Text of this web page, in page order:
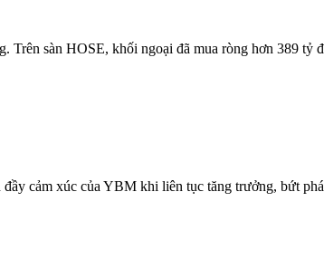
Trên sàn HOSE, khối ngoại đã mua ròng hơn 389
cảm xúc của YBM khi liên tục tăng trưởng, bứt